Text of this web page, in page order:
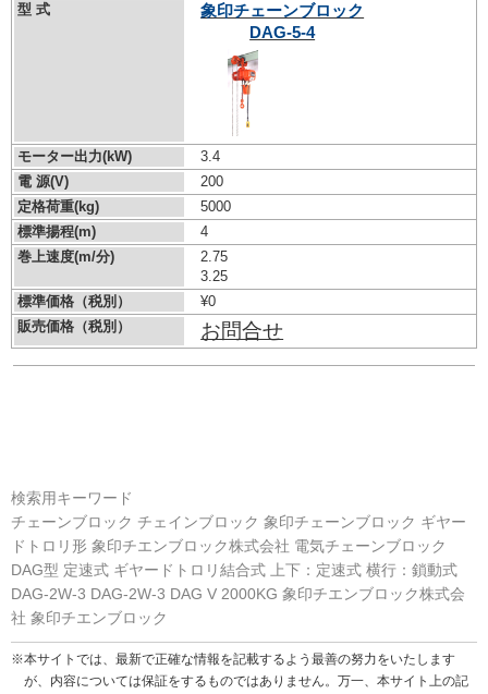
型 式
象印チェーンブロック
DAG-5-4
モーター出力(kW)
3.4
電 源(V)
200
定格荷重(kg)
5000
標準揚程(m)
4
巻上速度(m/分)
2.75
3.25
標準価格（税別）
¥0
販売価格（税別）
お問合せ
検索用キーワード
チェーンブロック チェインブロック 象印チェーンブロック ギヤー
ドトロリ形 象印チエンブロック株式会社 電気チェーンブロック
DAG型 定速式 ギヤードトロリ結合式 上下：定速式 横行：鎖動式
DAG-2W-3 DAG-2W-3 DAG V 2000KG 象印チエンブロック株式会
社 象印チエンブロック
※本サイトでは、最新で正確な情報を記載するよう最善の努力をいたします
が、内容については保証をするものではありません。万一、本サイト上の記